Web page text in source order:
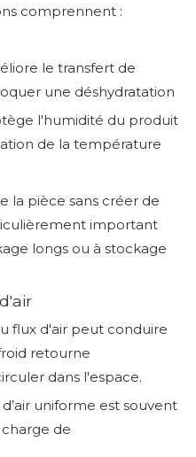
comprennent :
le transfert de
une déshydratation
l'humidité du produit
de la température
la pièce sans créer de
important
longs ou à stockage
flux d'air peut conduire
retourne
dans l'espace.
uniforme est souvent
de